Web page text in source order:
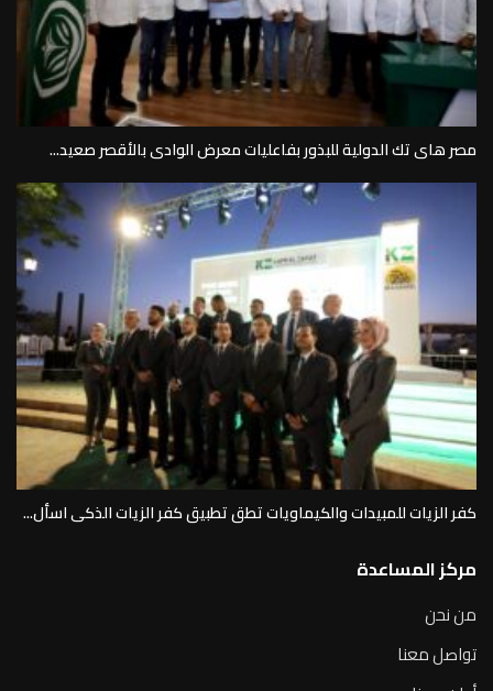
مصر هاى تك الدولية للبذور بفاعليات معرض الوادى بالأقصر صعيد...
كفر الزيات للمبيدات والكيماويات تطق تطبيق كفر الزيات الذكى اسأل...
مركز المساعدة
من نحن
تواصل معنا